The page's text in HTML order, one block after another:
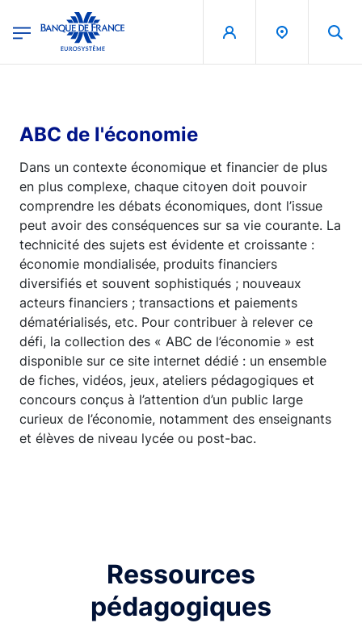
Banque de France - Menu Principal
ABC de l'économie
Dans un contexte économique et financier de plus
en plus complexe, chaque citoyen doit pouvoir
comprendre les débats économiques, dont l’issue
peut avoir des conséquences sur sa vie courante. La
technicité des sujets est évidente et croissante :
économie mondialisée, produits financiers
diversifiés et souvent sophistiqués ; nouveaux
acteurs financiers ; transactions et paiements
dématérialisés, etc. Pour contribuer à relever ce
défi, la collection des « ABC de l’économie » est
disponible sur ce site internet dédié : un ensemble
de fiches, vidéos, jeux, ateliers pédagogiques et
concours conçus à l’attention d’un public large
curieux de l’économie, notamment des enseignants
et élèves de niveau lycée ou post-bac.
Ressources
pédagogiques